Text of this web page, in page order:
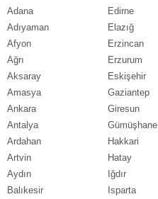
Adana
Adıyaman
Afyon
Ağrı
Aksaray
Amasya
Ankara
Antalya
Ardahan
Artvin
Aydın
Balıkesir
Edirne
Elazığ
Erzincan
Erzurum
Eskişehir
Gaziantep
Giresun
Gümüşhane
Hakkari
Hatay
Iğdır
Isparta